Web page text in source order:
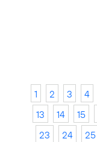
1 2 3 4
13
14 15
23
24 25